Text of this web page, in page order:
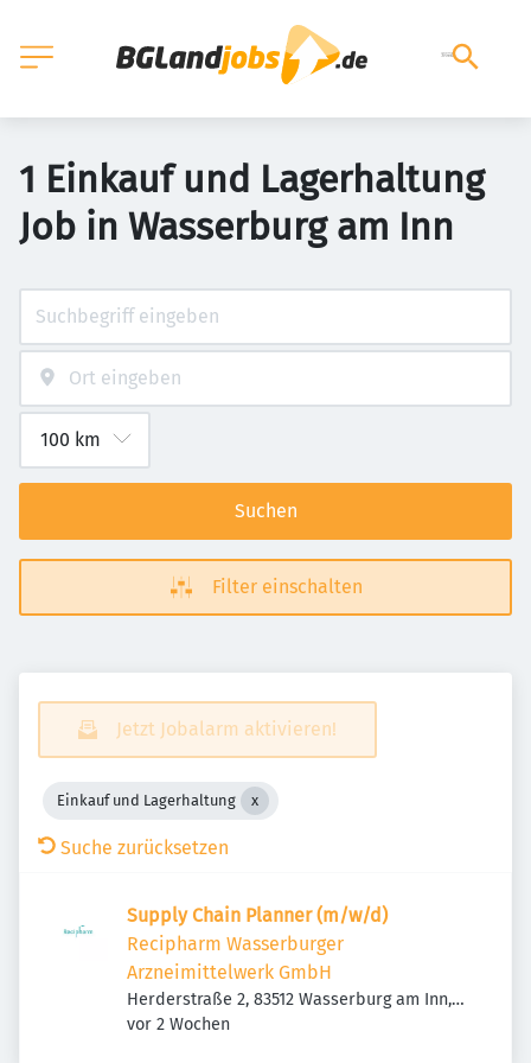
1 Einkauf und Lagerhaltung
Job in Wasserburg am Inn
Suchen
Filter einschalten
Jetzt Jobalarm aktivieren!
Einkauf und Lagerhaltung
Suche zurücksetzen
Supply Chain Planner (m/w/d)
Recipharm Wasserburger
Arzneimittelwerk GmbH
Herderstraße 2, 83512 Wasserburg am Inn,
Deutschland
Veröffentlicht
vor 2 Wochen